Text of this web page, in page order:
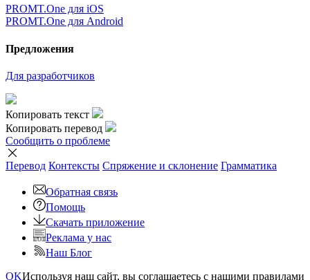
PROMT.One для iOS
PROMT.One для Android
Предложения
Для разработчиков
Копировать текст
Копировать перевод
Сообщить о проблеме
Перевод Контексты Спряжение и склонение Грамматика
Обратная связь
Помощь
Скачать приложение
Реклама у нас
Наш Блог
OKИспользуя наш сайт, вы соглашаетесь с нашими правилами